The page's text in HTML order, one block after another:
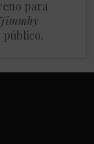
para
Jimmhy